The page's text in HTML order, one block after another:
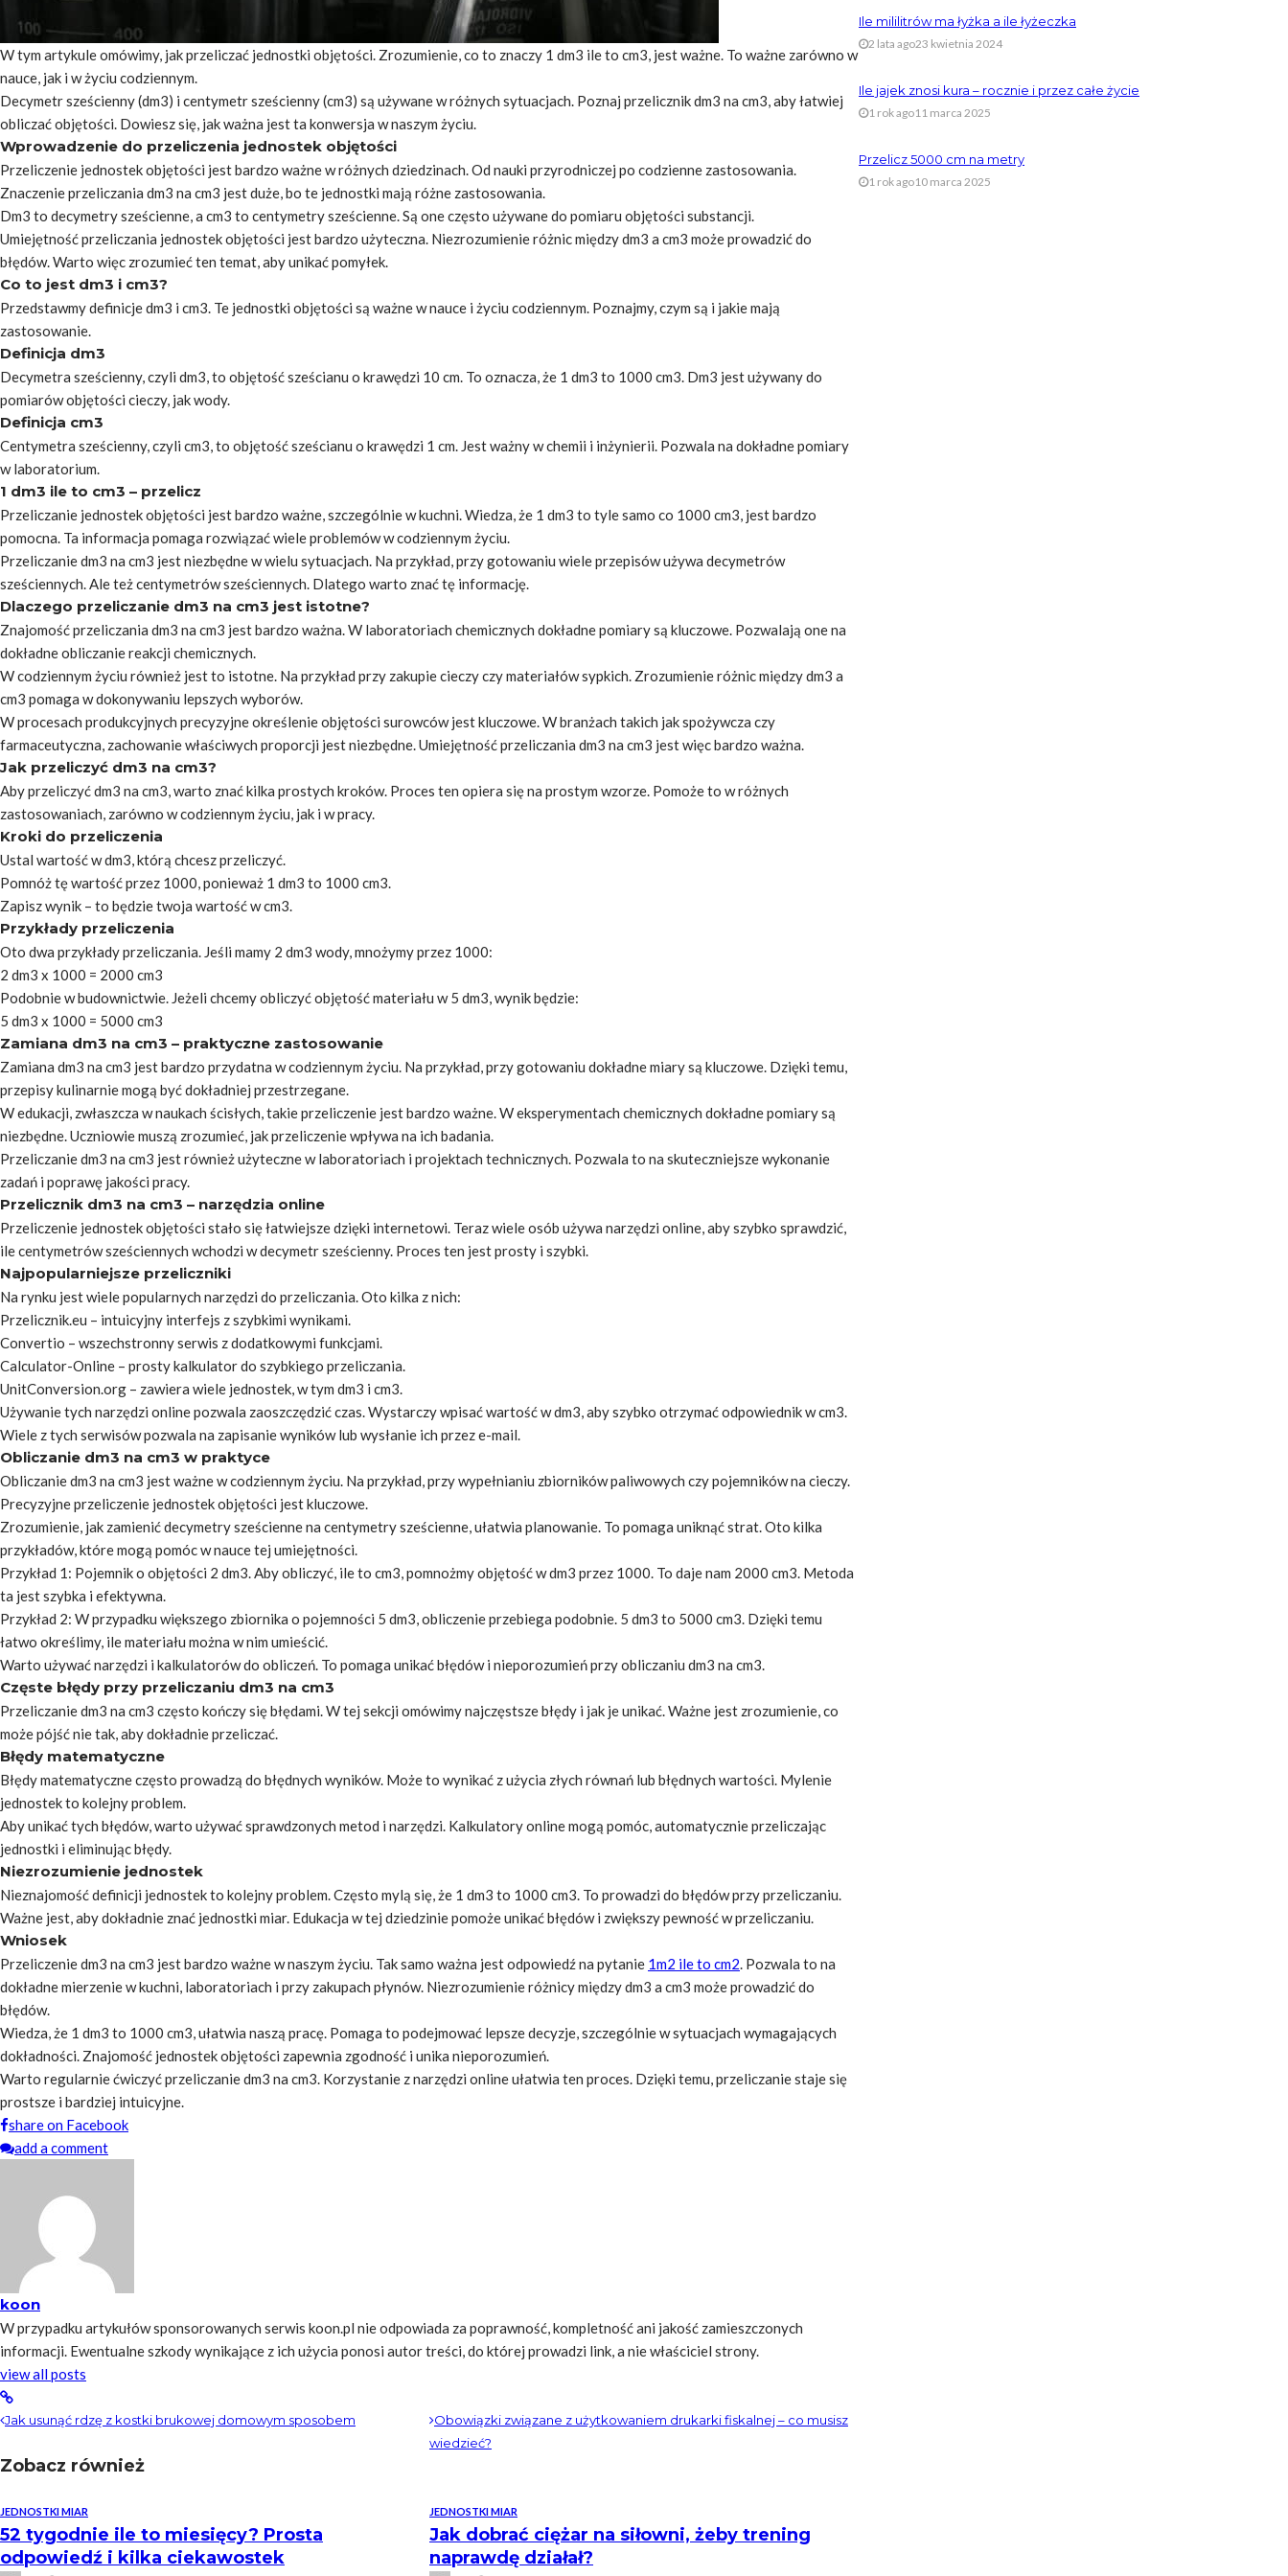
W tym artykule omówimy, jak przeliczać jednostki objętości. Zrozumienie, co to znaczy 1 dm3 ile to cm3, jest ważne. To ważne zarówno w
nauce, jak i w życiu codziennym.
Decymetr sześcienny (dm3) i centymetr sześcienny (cm3) są używane w różnych sytuacjach. Poznaj przelicznik dm3 na cm3, aby łatwiej
obliczać objętości. Dowiesz się, jak ważna jest ta konwersja w naszym życiu.
Wprowadzenie do przeliczenia jednostek objętości
Przeliczenie jednostek objętości jest bardzo ważne w różnych dziedzinach. Od nauki przyrodniczej po codzienne zastosowania.
Znaczenie przeliczania dm3 na cm3 jest duże, bo te jednostki mają różne zastosowania.
Dm3 to decymetry sześcienne, a cm3 to centymetry sześcienne. Są one często używane do pomiaru objętości substancji.
Umiejętność przeliczania jednostek objętości jest bardzo użyteczna. Niezrozumienie różnic między dm3 a cm3 może prowadzić do
błędów. Warto więc zrozumieć ten temat, aby unikać pomyłek.
Co to jest dm3 i cm3?
Przedstawmy definicje dm3 i cm3. Te jednostki objętości są ważne w nauce i życiu codziennym. Poznajmy, czym są i jakie mają
zastosowanie.
Definicja dm3
Decymetra sześcienny, czyli dm3, to objętość sześcianu o krawędzi 10 cm. To oznacza, że 1 dm3 to 1000 cm3. Dm3 jest używany do
pomiarów objętości cieczy, jak wody.
Definicja cm3
Centymetra sześcienny, czyli cm3, to objętość sześcianu o krawędzi 1 cm. Jest ważny w chemii i inżynierii. Pozwala na dokładne pomiary
w laboratorium.
1 dm3 ile to cm3 – przelicz
Przeliczanie jednostek objętości jest bardzo ważne, szczególnie w kuchni. Wiedza, że 1 dm3 to tyle samo co 1000 cm3, jest bardzo
pomocna. Ta informacja pomaga rozwiązać wiele problemów w codziennym życiu.
Przeliczanie dm3 na cm3 jest niezbędne w wielu sytuacjach. Na przykład, przy gotowaniu wiele przepisów używa decymetrów
sześciennych. Ale też centymetrów sześciennych. Dlatego warto znać tę informację.
Dlaczego przeliczanie dm3 na cm3 jest istotne?
Znajomość przeliczania dm3 na cm3 jest bardzo ważna. W laboratoriach chemicznych dokładne pomiary są kluczowe. Pozwalają one na
dokładne obliczanie reakcji chemicznych.
W codziennym życiu również jest to istotne. Na przykład przy zakupie cieczy czy materiałów sypkich. Zrozumienie różnic między dm3 a
cm3 pomaga w dokonywaniu lepszych wyborów.
W procesach produkcyjnych precyzyjne określenie objętości surowców jest kluczowe. W branżach takich jak spożywcza czy
farmaceutyczna, zachowanie właściwych proporcji jest niezbędne. Umiejętność przeliczania dm3 na cm3 jest więc bardzo ważna.
Jak przeliczyć dm3 na cm3?
Aby przeliczyć dm3 na cm3, warto znać kilka prostych kroków. Proces ten opiera się na prostym wzorze. Pomoże to w różnych
zastosowaniach, zarówno w codziennym życiu, jak i w pracy.
Kroki do przeliczenia
Ustal wartość w dm3, którą chcesz przeliczyć.
Pomnóż tę wartość przez 1000, ponieważ 1 dm3 to 1000 cm3.
Zapisz wynik – to będzie twoja wartość w cm3.
Przykłady przeliczenia
Oto dwa przykłady przeliczania. Jeśli mamy 2 dm3 wody, mnożymy przez 1000:
2 dm3 x 1000 = 2000 cm3
Podobnie w budownictwie. Jeżeli chcemy obliczyć objętość materiału w 5 dm3, wynik będzie:
5 dm3 x 1000 = 5000 cm3
Zamiana dm3 na cm3 – praktyczne zastosowanie
Zamiana dm3 na cm3 jest bardzo przydatna w codziennym życiu. Na przykład, przy gotowaniu dokładne miary są kluczowe. Dzięki temu,
przepisy kulinarnie mogą być dokładniej przestrzegane.
W edukacji, zwłaszcza w naukach ścisłych, takie przeliczenie jest bardzo ważne. W eksperymentach chemicznych dokładne pomiary są
niezbędne. Uczniowie muszą zrozumieć, jak przeliczenie wpływa na ich badania.
Przeliczanie dm3 na cm3 jest również użyteczne w laboratoriach i projektach technicznych. Pozwala to na skuteczniejsze wykonanie
zadań i poprawę jakości pracy.
Przelicznik dm3 na cm3 – narzędzia online
Przeliczenie jednostek objętości stało się łatwiejsze dzięki internetowi. Teraz wiele osób używa narzędzi online, aby szybko sprawdzić,
ile centymetrów sześciennych wchodzi w decymetr sześcienny. Proces ten jest prosty i szybki.
Najpopularniejsze przeliczniki
Na rynku jest wiele popularnych narzędzi do przeliczania. Oto kilka z nich:
Przelicznik.eu – intuicyjny interfejs z szybkimi wynikami.
Convertio – wszechstronny serwis z dodatkowymi funkcjami.
Calculator-Online – prosty kalkulator do szybkiego przeliczania.
UnitConversion.org – zawiera wiele jednostek, w tym dm3 i cm3.
Używanie tych narzędzi online pozwala zaoszczędzić czas. Wystarczy wpisać wartość w dm3, aby szybko otrzymać odpowiednik w cm3.
Wiele z tych serwisów pozwala na zapisanie wyników lub wysłanie ich przez e-mail.
Obliczanie dm3 na cm3 w praktyce
Obliczanie dm3 na cm3 jest ważne w codziennym życiu. Na przykład, przy wypełnianiu zbiorników paliwowych czy pojemników na cieczy.
Precyzyjne przeliczenie jednostek objętości jest kluczowe.
Zrozumienie, jak zamienić decymetry sześcienne na centymetry sześcienne, ułatwia planowanie. To pomaga uniknąć strat. Oto kilka
przykładów, które mogą pomóc w nauce tej umiejętności.
Przykład 1: Pojemnik o objętości 2 dm3. Aby obliczyć, ile to cm3, pomnożmy objętość w dm3 przez 1000. To daje nam 2000 cm3. Metoda
ta jest szybka i efektywna.
Przykład 2: W przypadku większego zbiornika o pojemności 5 dm3, obliczenie przebiega podobnie. 5 dm3 to 5000 cm3. Dzięki temu
łatwo określimy, ile materiału można w nim umieścić.
Warto używać narzędzi i kalkulatorów do obliczeń. To pomaga unikać błędów i nieporozumień przy obliczaniu dm3 na cm3.
Częste błędy przy przeliczaniu dm3 na cm3
Przeliczanie dm3 na cm3 często kończy się błędami. W tej sekcji omówimy najczęstsze błędy i jak je unikać. Ważne jest zrozumienie, co
może pójść nie tak, aby dokładnie przeliczać.
Błędy matematyczne
Błędy matematyczne często prowadzą do błędnych wyników. Może to wynikać z użycia złych równań lub błędnych wartości. Mylenie
jednostek to kolejny problem.
Aby unikać tych błędów, warto używać sprawdzonych metod i narzędzi. Kalkulatory online mogą pomóc, automatycznie przeliczając
jednostki i eliminując błędy.
Niezrozumienie jednostek
Nieznajomość definicji jednostek to kolejny problem. Często mylą się, że 1 dm3 to 1000 cm3. To prowadzi do błędów przy przeliczaniu.
Ważne jest, aby dokładnie znać jednostki miar. Edukacja w tej dziedzinie pomoże unikać błędów i zwiększy pewność w przeliczaniu.
Wniosek
Przeliczenie dm3 na cm3 jest bardzo ważne w naszym życiu. Tak samo ważna jest odpowiedź na pytanie 1m2 ile to cm2. Pozwala to na
dokładne mierzenie w kuchni, laboratoriach i przy zakupach płynów. Niezrozumienie różnicy między dm3 a cm3 może prowadzić do
błędów.
Wiedza, że 1 dm3 to 1000 cm3, ułatwia naszą pracę. Pomaga to podejmować lepsze decyzje, szczególnie w sytuacjach wymagających
dokładności. Znajomość jednostek objętości zapewnia zgodność i unika nieporozumień.
Warto regularnie ćwiczyć przeliczanie dm3 na cm3. Korzystanie z narzędzi online ułatwia ten proces. Dzięki temu, przeliczanie staje się
prostsze i bardziej intuicyjne.
share on Facebook
add a comment
koon
W przypadku artykułów sponsorowanych serwis koon.pl nie odpowiada za poprawność, kompletność ani jakość zamieszczonych
informacji. Ewentualne szkody wynikające z ich użycia ponosi autor treści, do której prowadzi link, a nie właściciel strony.
view all posts
Jak usunąć rdzę z kostki brukowej domowym sposobem
Obowiązki związane z użytkowaniem drukarki fiskalnej – co musisz
wiedzieć?
Zobacz również
JEDNOSTKI MIAR
52 tygodnie ile to miesięcy? Prosta
odpowiedź i kilka ciekawostek
JEDNOSTKI MIAR
Jak dobrać ciężar na siłowni, żeby trening
naprawdę działał?
Ile mililitrów ma łyżka a ile łyżeczka
2 lata ago23 kwietnia 2024
Ile jajek znosi kura – rocznie i przez całe życie
1 rok ago11 marca 2025
Przelicz 5000 cm na metry
1 rok ago10 marca 2025